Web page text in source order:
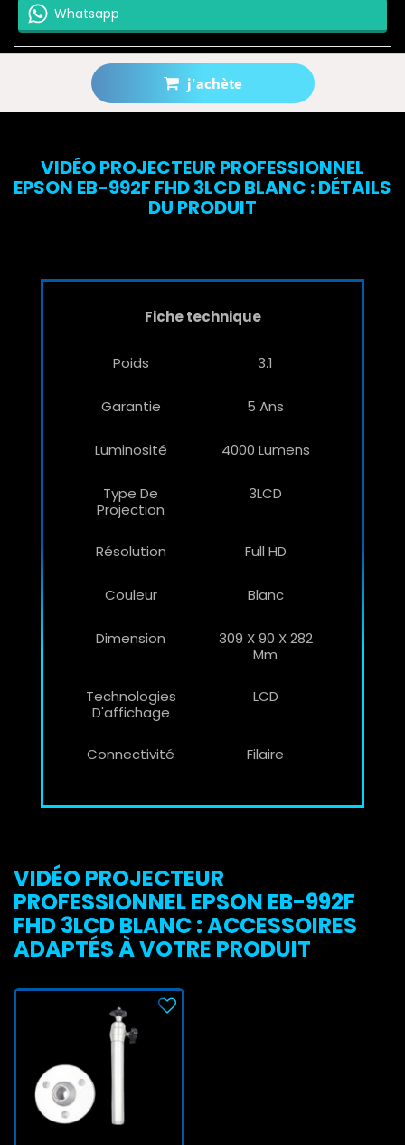
j'achète
Whatsapp
Prévenez-moi lorsque le produit est disponible
VIDÉO PROJECTEUR PROFESSIONNEL
EPSON EB-992F FHD 3LCD BLANC : DÉTAILS
DU PRODUIT
Fiche technique
Poids 3.1
Garantie 5 Ans
Luminosité 4000 Lumens
Type De
Projection
3LCD
Résolution Full HD
Couleur Blanc
Dimension
309‎ X 90 X 282
Mm
Technologies
D'affichage
LCD
Connectivité Filaire
VIDÉO PROJECTEUR
PROFESSIONNEL EPSON EB-992F
FHD 3LCD BLANC : ACCESSOIRES
ADAPTÉS À VOTRE PRODUIT